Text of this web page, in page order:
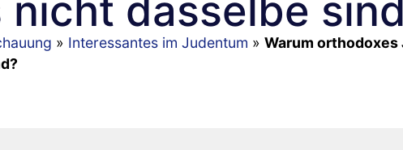
nicht dasselbe
» Interessantes im Judentum » Warum orthodoxes